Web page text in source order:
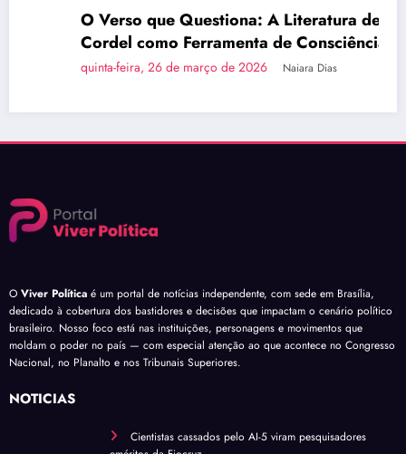
O Verso que Questiona: A Literatura de
Cordel como Ferramenta de Consciência
Política
quinta-feira, 26 de março de 2026 Naiara Dias
O Viver Política é um portal de notícias independente, com sede em Brasília,
dedicado à cobertura dos bastidores e decisões que impactam o cenário político
brasileiro. Nosso foco está nas instituições, personagens e movimentos que
moldam o poder no país — com especial atenção ao que acontece no Congresso
Nacional, no Planalto e nos Tribunais Superiores.
NOTÍCIAS
Cientistas cassados pelo AI-5 viram pesquisadores